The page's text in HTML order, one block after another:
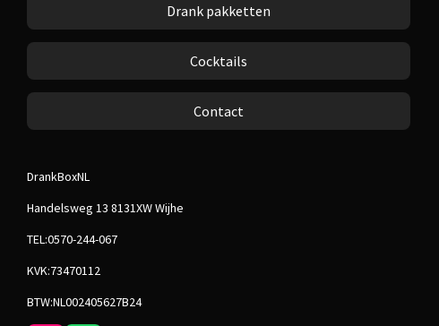
Drank pakketten
Cocktails
Contact
DrankBoxNL
Handelsweg 13 8131XW Wijhe
TEL:0570-244-067
KVK:73470112
BTW:NL002405627B24